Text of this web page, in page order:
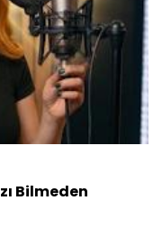
Bilmeden